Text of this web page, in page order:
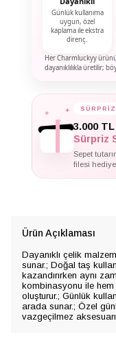
Günlük kullanıma
uygun, özel
kaplama ile ekstra
direnç.
Her Charmluckyy
dayanıklılıkla üretilir;
✦
3.000
Sürpriz
Sepet
filesi
Ürün Açıklaması
Dayanıklı çelik
sunar.; Doğal taş
kazandırırken aynı
kombinasyonu ile
oluşturur.; Günlük
arada sunar.; Özel
vazgeçilmez